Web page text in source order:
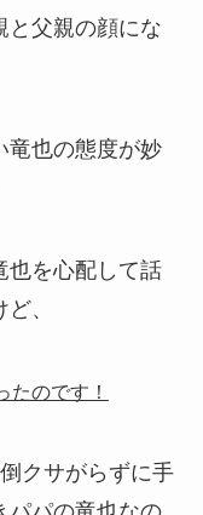
と父親の顔にな
竜也の態度が妙
を心配して話
、
たのです！
クサがらずに手